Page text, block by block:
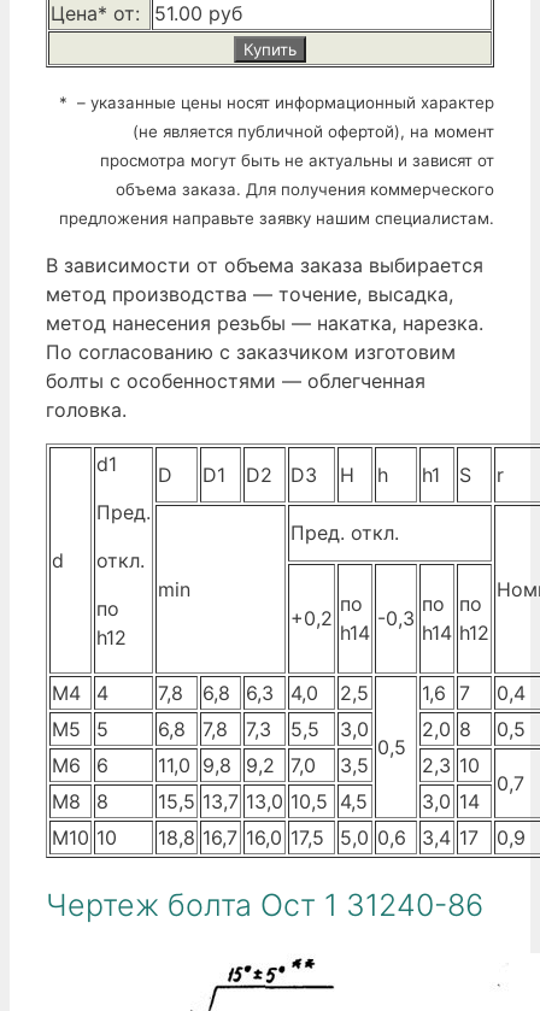
Цена* от:
51.00 руб
Купить
* – указанные цены носят информационный характер
(не является публичной офертой), на момент
просмотра могут быть не актуальны и зависят от
объема заказа. Для получения коммерческого
предложения направьте заявку нашим специалистам.
В зависимости от объема заказа выбирается
метод производства — точение, высадка,
метод нанесения резьбы — накатка, нарезка.
По согласованию с заказчиком изготовим
болты с особенностями — облегченная
головка.
d
d1
Пред.
откл.
по
h12
D D1 D2 D3 H h h1 S r
min
Пред. откл.
+0,2
по
h14
-0,3
по
h14
по
h12
М4 4 7,8 6,8 6,3 4,0 2,5
0,5
1,6 7
0,4
М5
5 6,8 7,8 7,3 5,5 3,0 2,0 8
0,5
М6
6 11,0 9,8 9,2 7,0 3,5 2,3 10
0,7
М8 8 15,5 13,7 13,0 10,5 4,5 3,0 14
М10 10 18,8 16,7 16,0 17,5 5,0 0,6 3,4 17 0,9
Чертеж болта Ост 1 31240-86